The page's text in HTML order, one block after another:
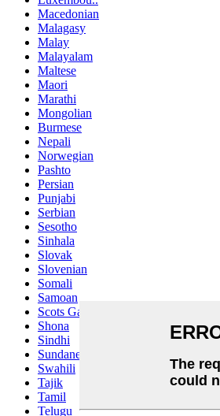
Macedonian
Malagasy
Malay
Malayalam
Maltese
Maori
Marathi
Mongolian
Burmese
Nepali
Norwegian
Pashto
Persian
Punjabi
Serbian
Sesotho
Sinhala
Slovak
Slovenian
Somali
Samoan
Scots Gaelic
Shona
Sindhi
Sundanese
Swahili
Tajik
Tamil
Telugu